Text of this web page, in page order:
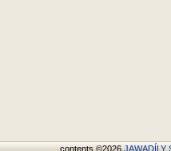
contents ©2026JAWADÍLY